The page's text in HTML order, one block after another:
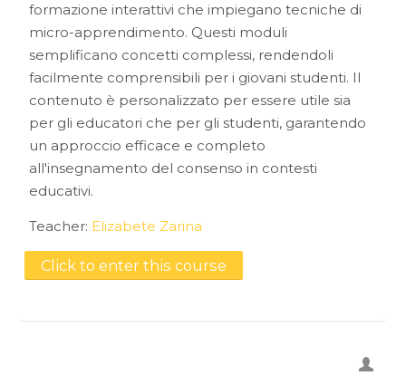
formazione interattivi che impiegano tecniche di
micro-apprendimento. Questi moduli
semplificano concetti complessi, rendendoli
facilmente comprensibili per i giovani studenti. Il
contenuto è personalizzato per essere utile sia
per gli educatori che per gli studenti, garantendo
un approccio efficace e completo
all'insegnamento del consenso in contesti
educativi.
Teacher: Elizabete Zarina
Click to enter this course